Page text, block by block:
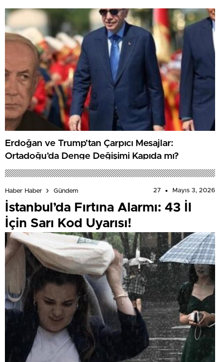
Erdoğan ve Trump’tan Çarpıcı Mesajlar:
Ortadoğu’da Denge Değişimi Kapıda mı?
Haber Haber Gündem 27 Mayıs 3, 2026
İstanbul’da Fırtına Alarmı: 43 İl
İçin Sarı Kod Uyarısı!